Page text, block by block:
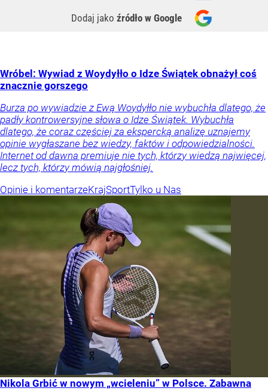
Dodaj jako źródło w Google
Wróbel: Wywiad z Woydyłło o Idze Świątek obnażył coś
znacznie gorszego
Burza po wywiadzie z Ewą Woydyłło nie wybuchła dlatego, że
padły kontrowersyjne słowa o Idze Świątek. Wybuchła
dlatego, że coraz częściej za ekspercką analizę uznajemy
opinie wygłaszane bez wiedzy, faktów i odpowiedzialności.
Internet od dawna premiuje nie tych, którzy wiedzą najwięcej,
lecz tych, którzy mówią najgłośniej.
Opinie i komentarzeKrajSportTylko u Nas
Nikola Grbić w nowym „wcieleniu” w Polsce. Zabawna